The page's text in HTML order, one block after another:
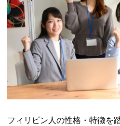
フィリピン人の性格・特徴を